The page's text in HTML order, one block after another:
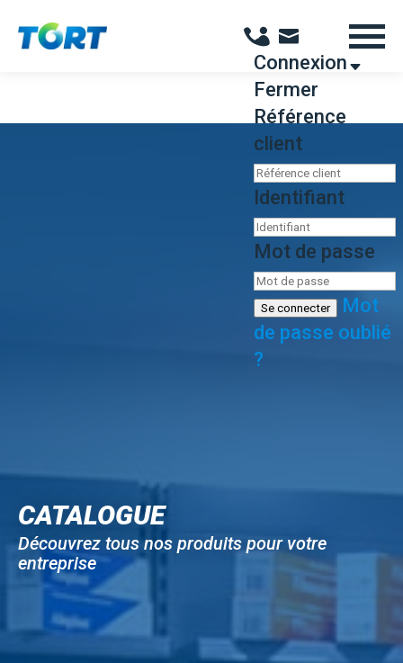
Connexion
Fermer
Référence
client
Identifiant
Mot de passe
Se connecter
Mot
de passe oublié
?
CATALOGUE
Découvrez tous nos produits pour votre
entreprise